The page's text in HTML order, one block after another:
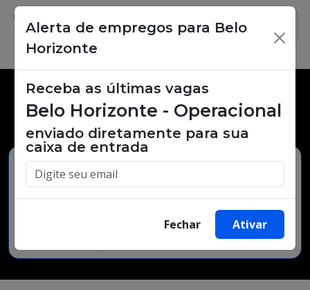
Vagas de emprego,
oportunidades de trabalho.
Buscar Vagas
Alerta de empregos para Belo
Horizonte
×
Receba as últimas vagas
Belo Horizonte - Operacional
enviado diretamente para sua
caixa de entrada
Fechar Ativar